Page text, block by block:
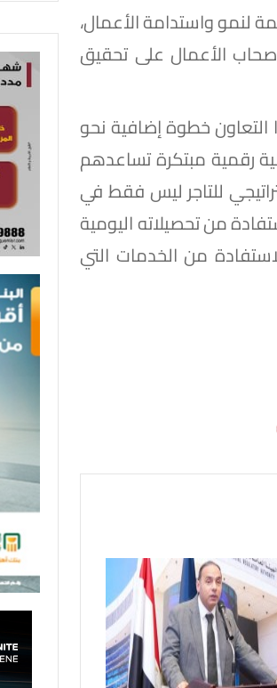
لنمو واستدامة الأعمال،
الأعمال على تحقيق
خطوة إضافية نحو
رقمية مبتكرة تساعدهم
للتاجر ليس فقط في
من تحصيلاته اليومية
من الخدمات التي